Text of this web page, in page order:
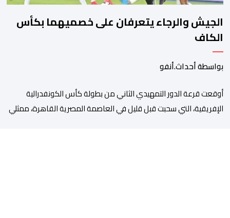
الجيش والرجاء يتعرفان على خصميهما بكأس
الكاف
بواسطة أحداث.أنفو
أوقعت قرعة الدور التمهيدي الثاني من بطولة كأس الكونفدرالية
الإفريقية، التي سحبت قبل قليل في العاصمة المصرية القاهرة، ممثلي